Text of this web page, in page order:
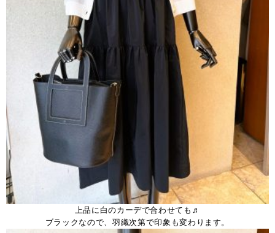
上品に白のカーデで合わせても♬
ブラックなので、羽織次第で印象も変わります。